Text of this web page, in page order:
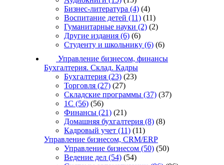
Бизнес-литература (4) (4)
Воспитание детей (11) (11)
Гуманитарные науки (2) (2)
Другие издания (6) (6)
Студенту и школьнику (6) (6)
Управление бизнесом, финансы
Бухгалтерия. Склад. Кадры
Бухгалтерия (23) (23)
Торговля (27) (27)
Складские программы (37) (37)
1С (56) (56)
Финансы (21) (21)
Домашняя бухгалтерия (8) (8)
Кадровый учет (11) (11)
Управление бизнесом, CRM/ERP
Управление бизнесом (50) (50)
Ведение дел (54) (54)